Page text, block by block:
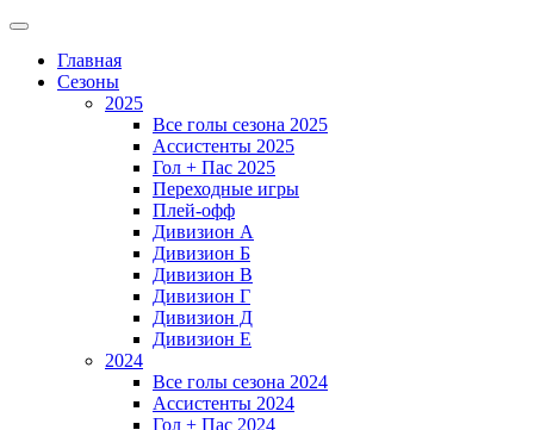
Главная
Сезоны
2025
Все голы сезона 2025
Ассистенты 2025
Гол + Пас 2025
Переходные игры
Плей-офф
Дивизион A
Дивизион Б
Дивизион В
Дивизион Г
Дивизион Д
Дивизион Е
2024
Все голы сезона 2024
Ассистенты 2024
Гол + Пас 2024